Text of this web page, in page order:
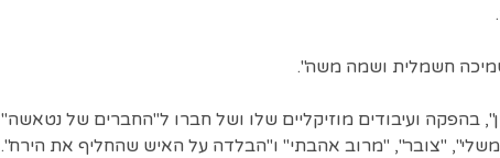
דוכין", בהפקה ועיבודים מוזיקליים שלו ושל חברו ל"החברים של נטאשה"
"צובר", "מרוב אהבתי" ו"הבלדה על האיש שהחליף את הירח".